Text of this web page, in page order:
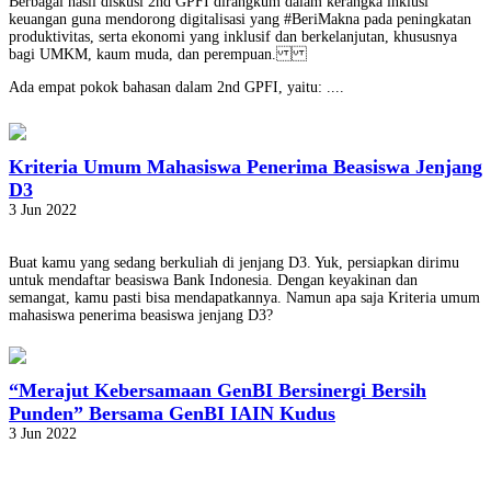
keuangan guna mendorong digitalisasi yang #BeriMakna pada peningkatan
produktivitas, serta ekonomi yang inklusif dan berkelanjutan, khususnya
bagi UMKM, kaum muda, dan perempuan.
Ada empat pokok bahasan dalam 2nd GPFI, yaitu: ....
Kriteria Umum Mahasiswa Penerima Beasiswa Jenjang
D3
3 Jun 2022
Buat kamu yang sedang berkuliah di jenjang D3. Yuk, persiapkan dirimu
untuk mendaftar beasiswa Bank Indonesia. Dengan keyakinan dan
semangat, kamu pasti bisa mendapatkannya. Namun apa saja Kriteria umum
mahasiswa penerima beasiswa jenjang D3?
“Merajut Kebersamaan GenBI Bersinergi Bersih
Punden” Bersama GenBI IAIN Kudus
3 Jun 2022